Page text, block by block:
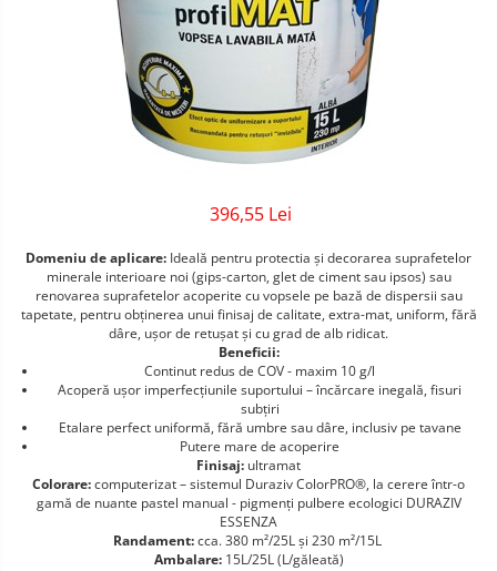
Sigurante Gewiss
Sigurante Legrand
Sigurante Schneider
Tablouri electrice
396,55 Lei
Domeniu de aplicare: Ideală pentru protectia și decorarea suprafetelor
minerale interioare noi (gips-carton, glet de ciment sau ipsos) sau
renovarea suprafetelor acoperite cu vopsele pe bază de dispersii sau
tapetate, pentru obţinerea unui finisaj de calitate, extra-mat, uniform, fără
dâre, uşor de retuşat şi cu grad de alb ridicat.
Beneficii:
Continut redus de COV - maxim 10 g/l
Acoperă uşor imperfecţiunile suportului – încărcare inegală, fisuri
subţiri
Etalare perfect uniformă, fără umbre sau dâre, inclusiv pe tavane
Putere mare de acoperire
Finisaj: ultramat
Colorare:computerizat – sistemul Duraziv ColorPRO®, la cerere într-o
gamă de nuante pastel manual - pigmenţi pulbere ecologici DURAZIV
ESSENZA
Randament:cca. 380 m²/25L şi 230 m²/15L
Ambalare:15L/25L (L/găleată)